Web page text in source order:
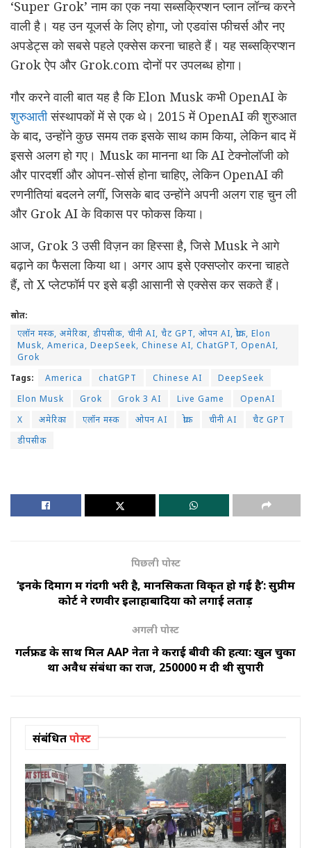
‘Super Grok’ नाम का एक नया सब्सक्रिप्शन प्लान लॉन्च करने
वाली है। यह उन यूजर्स के लिए होगा, जो एडवांस फीचर्स और नए
अपडेट्स को सबसे पहले एक्सेस करना चाहते हैं। यह सब्सक्रिप्शन
Grok ऐप और Grok.com दोनों पर उपलब्ध होगा।
गौर करने वाली बात यह है कि Elon Musk कभी OpenAI के
शुरुआतीसंस्थापकों में से एक थे। 2015 में OpenAI की शुरुआत
के बाद, उन्होंने कुछ समय तक इसके साथ काम किया, लेकिन बाद में
इससे अलग हो गए। Musk का मानना था कि AI टेक्नोलॉजी को
और पारदर्शी और ओपन-सोर्स होना चाहिए, लेकिन OpenAI की
रणनीतियां बदलने लगीं, जिसके बाद उन्होंने अपनी अलग राह चुन ली
और Grok AI के विकास पर फोकस किया।
आज, Grok 3 उसी विज़न का हिस्सा है, जिसे Musk ने आगे
बढ़ाने का फैसला किया था। अगर आप इसे एक्सप्लोर करना चाहते
हैं, तो X प्लेटफॉर्म पर इसे बड़ी आसानी से एक्सेस कर सकते हैं।
स्रोत:
एलॉन मस्क, अमेरिका, डीपसीक, चीनी AI, चैट GPT, ओपन AI, ग्रोक, Elon
Musk, America, DeepSeek, Chinese AI, ChatGPT, OpenAI,
Grok
Tags:
America chatGPT Chinese AI
DeepSeek
Elon Musk
Grok Grok 3 AI Live Game
OpenAI
X
अमेरिका एलॉन मस्क ओपन AI ग्रोक चीनी AI
चैट GPT
डीपसीक
पिछली पोस्ट
‘इनके दिमाग में गंदगी भरी है, मानसिकता विकृत हो गई है’: सुप्रीम
कोर्ट ने रणवीर इलाहाबादिया को लगाई लताड़
अगली पोस्ट
गर्लफ्रेंड के साथ मिल AAP नेता ने कराई बीवी की हत्या: खुल चुका
था अवैध संबंधों का राज, ₹250000 में दी थी सुपारी
संबंधितपोस्ट